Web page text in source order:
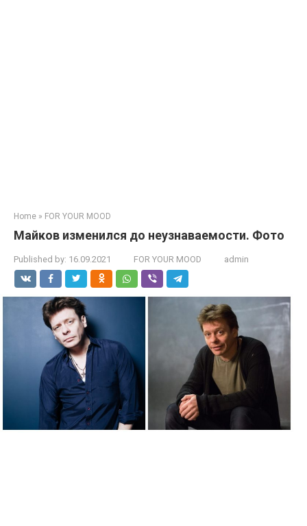
Home » FOR YOUR MOOD
Майков изменился до неузнаваемости. Фото
Published by: 16.09.2021 FOR YOUR MOOD admin